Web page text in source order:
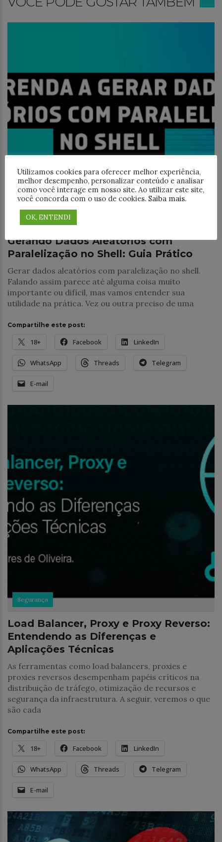
Banco de Dados
Gerando Dados Aleatórios com
Paralelização no Shell: Guia Prático
Gerar dados aleatórios com paralelização no shell.
Falando assim parece até alguma coisa muito
importante ou difícil, mas vamos entender sua
utilidade na prática. Vez ou outra preciso de uma
Compartilhe este post:
18+ Facebook LinkedIn
WhatsApp Threads Telegram
E-mail
Segurança
Load Balancer, Proxy e Proxy Reverso:
Entendendo as Diferenças e
Aplicações Técnicas
As ferramentas como load balancers, proxies e
proxies reversos desempenham papéis críticos na
distribuição de tráfego, otimização de recursos e
segurança da infraestrutura. A seguir, veremos o que
são cada
Compartilhe este post:
18+ Facebook LinkedIn
WhatsApp Threads Telegram
E-mail
Utilizamos cookies para oferecer melhor experiência,
melhor desempenho, personalizar conteúdo e analisar
como você interage em nosso site. Ao utilizar este site,
você concorda com o uso de cookies. Saiba mais.
OK, ENTENDI